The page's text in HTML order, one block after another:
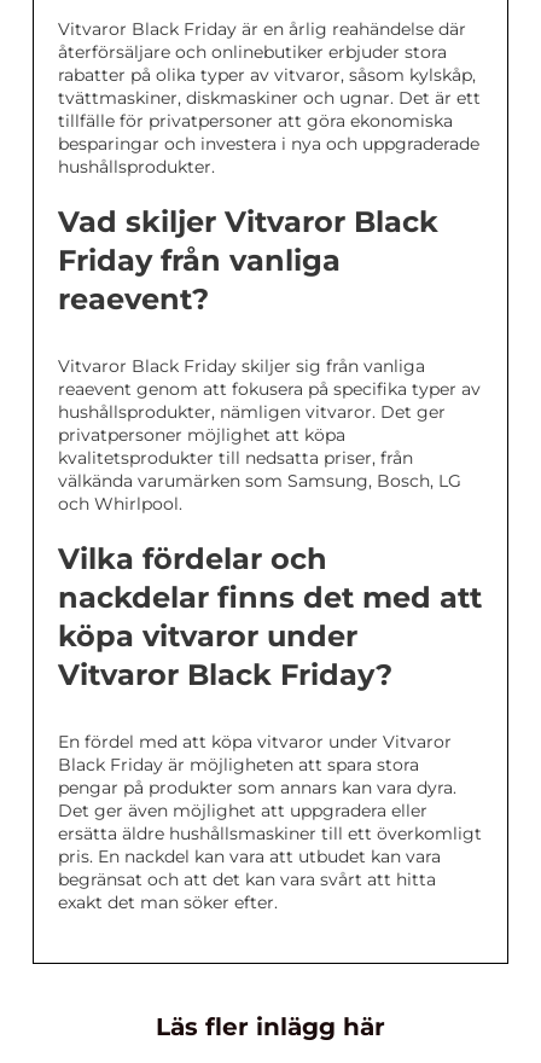
Vitvaror Black Friday är en årlig reahändelse där
återförsäljare och onlinebutiker erbjuder stora
rabatter på olika typer av vitvaror, såsom kylskåp,
tvättmaskiner, diskmaskiner och ugnar. Det är ett
tillfälle för privatpersoner att göra ekonomiska
besparingar och investera i nya och uppgraderade
hushållsprodukter.
Vad skiljer Vitvaror Black
Friday från vanliga
reaevent?
Vitvaror Black Friday skiljer sig från vanliga
reaevent genom att fokusera på specifika typer av
hushållsprodukter, nämligen vitvaror. Det ger
privatpersoner möjlighet att köpa
kvalitetsprodukter till nedsatta priser, från
välkända varumärken som Samsung, Bosch, LG
och Whirlpool.
Vilka fördelar och
nackdelar finns det med att
köpa vitvaror under
Vitvaror Black Friday?
En fördel med att köpa vitvaror under Vitvaror
Black Friday är möjligheten att spara stora
pengar på produkter som annars kan vara dyra.
Det ger även möjlighet att uppgradera eller
ersätta äldre hushållsmaskiner till ett överkomligt
pris. En nackdel kan vara att utbudet kan vara
begränsat och att det kan vara svårt att hitta
exakt det man söker efter.
Läs fler inlägg här